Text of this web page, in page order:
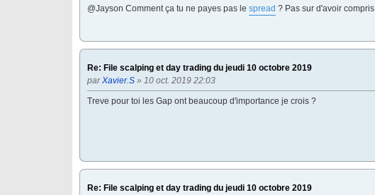
@Jayson Comment ça tu ne payes pas le spread ? Pas sur d'avoir compris
Re: File scalping et day trading du jeudi 10 octobre 2019
parXavier.S » 10 oct. 2019 22:03
Treve pour toi les Gap ont beaucoup d'importance je crois ?
Re: File scalping et day trading du jeudi 10 octobre 2019